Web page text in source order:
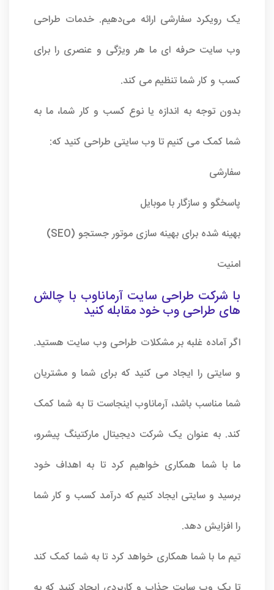
یک رویکرد سفارشی ارائه می‌دهیم. خدمات طراحی
وب سایت حرفه ای ما هر ویژگی و عنصری را برای
کسب و کار شما تنظیم می کند.
بدون توجه به اندازه یا نوع کسب و کار شما، ما به
شما کمک می کنیم تا وب سایتی طراحی کنید که:
سفارشی
پاسخگو و سازگار با موبایل
بهینه شده برای بهینه سازی موتور جستجو (SEO)
امنیت
با شرکت طراحی سایت آرماناوب با چالش
های طراحی وب خود مقابله کنید
اگر آماده غلبه بر مشکلات طراحی وب سایت هستید.
و سایتی را ایجاد می کنید که برای شما و مشتریان
شما مناسب باشد، آرماناوب اینجاست تا به شما کمک
کند. به عنوان یک شرکت دیجیتال مارکتینگ پیشرو،
ما با شما همکاری خواهیم کرد تا به اهداف خود
برسید و سایتی ایجاد کنیم که درآمد کسب و کار شما
را افزایش دهد.
تیم ما با شما همکاری خواهد کرد تا به شما کمک کند